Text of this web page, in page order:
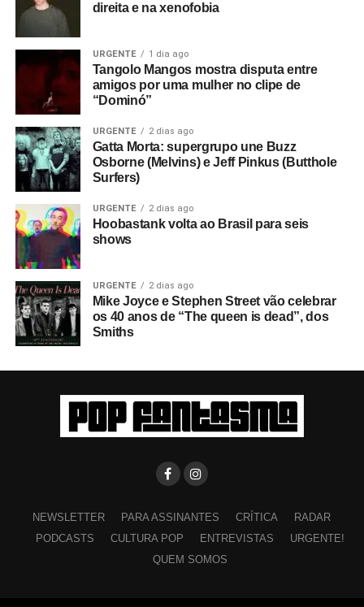
direita e na xenofobia
URGENTE 1 dia ago
Tangolo Mangos mostra disputa entre
amigos por uma mulher no clipe de
“Dominó”
URGENTE 2 dias ago
Gatta Morta: supergrupo une Buzz
Osborne (Melvins) e Jeff Pinkus (Butthole
Surfers)
URGENTE 2 dias ago
Hoobastank volta ao Brasil para seis
shows
URGENTE 2 dias ago
Mike Joyce e Stephen Street vão celebrar
os 40 anos de “The queen is dead”, dos
Smiths
NEWSLETTER PARA ASSINANTES CRÍTICA
RADAR
PODCASTS
CULTURA POP ENTREVISTAS
URGENTE!
QUEM SOMOS